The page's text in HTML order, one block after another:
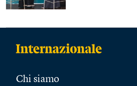
Chi siamo